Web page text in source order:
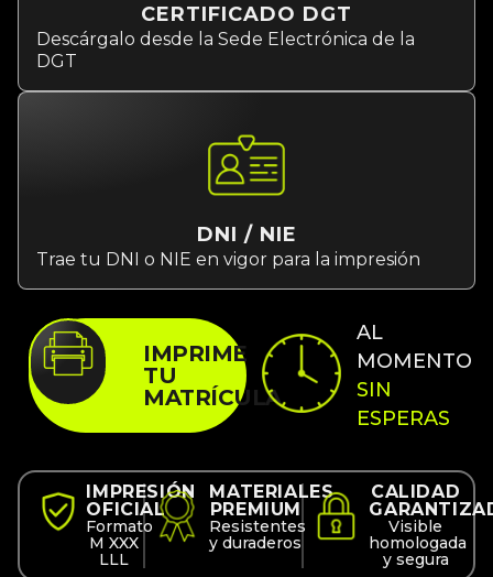
CERTIFICADO DGT
Descárgalo desde la Sede Electrónica de la
DGT
DNI / NIE
Trae tu DNI o NIE en vigor para la impresión
IMPRIME
TU
MATRÍCULA
AL
MOMENTO
SIN
ESPERAS
IMPRESIÓN
OFICIAL
Formato
M XXX
LLL
MATERIALES
PREMIUM
Resistentes
y duraderos
CALIDAD
Visible
homologada
y segura